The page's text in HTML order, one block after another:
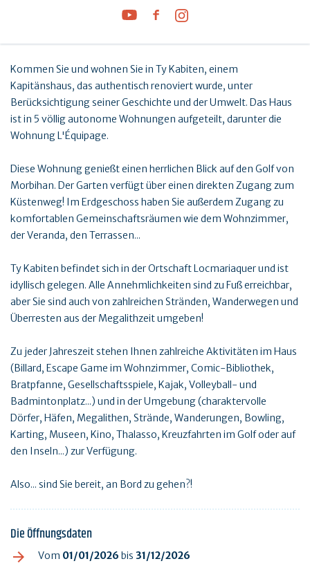
Kommen Sie und wohnen Sie in Ty Kabiten, einem
Kapitänshaus, das authentisch renoviert wurde, unter
Berücksichtigung seiner Geschichte und der Umwelt. Das Haus
ist in 5 völlig autonome Wohnungen aufgeteilt, darunter die
Wohnung L'Équipage.
Diese Wohnung genießt einen herrlichen Blick auf den Golf von
Morbihan. Der Garten verfügt über einen direkten Zugang zum
Küstenweg! Im Erdgeschoss haben Sie außerdem Zugang zu
komfortablen Gemeinschaftsräumen wie dem Wohnzimmer,
der Veranda, den Terrassen...
Ty Kabiten befindet sich in der Ortschaft Locmariaquer und ist
idyllisch gelegen. Alle Annehmlichkeiten sind zu Fuß erreichbar,
aber Sie sind auch von zahlreichen Stränden, Wanderwegen und
Überresten aus der Megalithzeit umgeben!
Zu jeder Jahreszeit stehen Ihnen zahlreiche Aktivitäten im Haus
(Billard, Escape Game im Wohnzimmer, Comic-Bibliothek,
Bratpfanne, Gesellschaftsspiele, Kajak, Volleyball- und
Badmintonplatz...) und in der Umgebung (charaktervolle
Dörfer, Häfen, Megalithen, Strände, Wanderungen, Bowling,
Karting, Museen, Kino, Thalasso, Kreuzfahrten im Golf oder auf
den Inseln...) zur Verfügung.
Also... sind Sie bereit, an Bord zu gehen?!
Die Öffnungsdaten
Vom 01/01/2026 bis 31/12/2026